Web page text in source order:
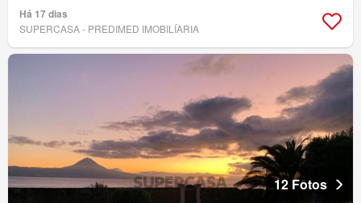
Há 17 dias
SUPERCASA - PREDIMED IMOBILÍARIA
12 Fotos